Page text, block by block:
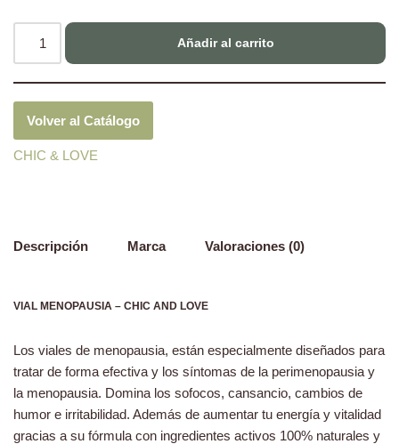
Añadir al carrito
Volver al Catálogo
CHIC & LOVE
Descripción Marca Valoraciones (0)
VIAL MENOPAUSIA – CHIC AND LOVE
Los viales de menopausia, están especialmente diseñados para
tratar de forma efectiva y los síntomas de la perimenopausia y
la menopausia. Domina los sofocos, cansancio, cambios de
humor e irritabilidad. Además de aumentar tu energía y vitalidad
gracias a su fórmula con ingredientes activos 100% naturales y